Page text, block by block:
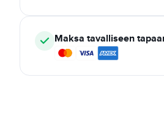
Maksa tavalliseen